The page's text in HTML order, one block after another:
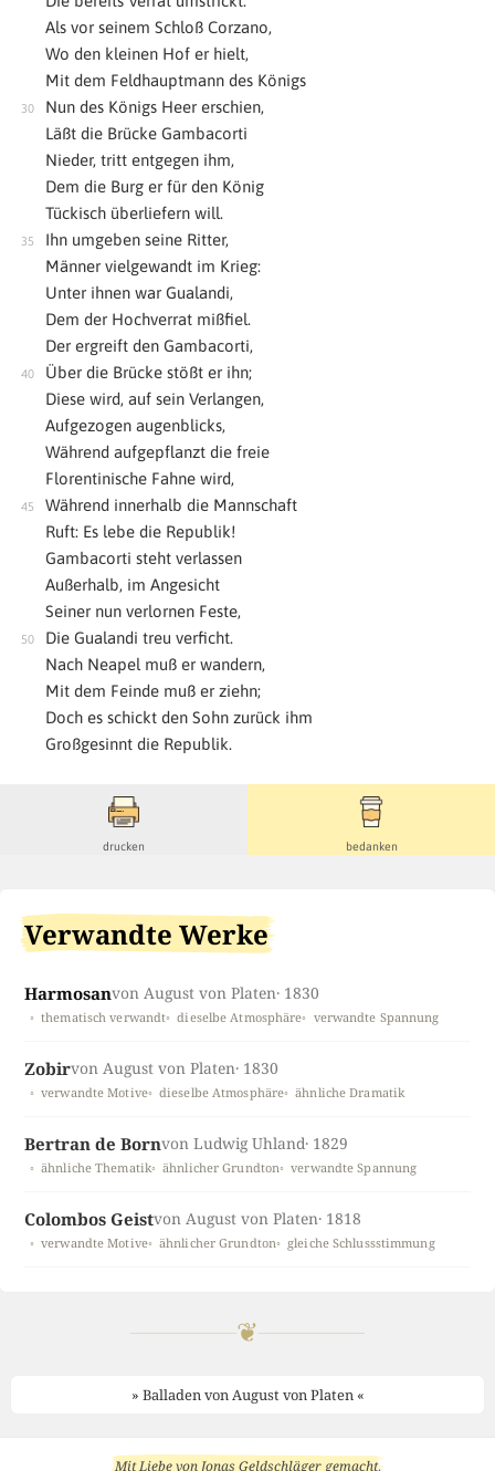
Als vor seinem Schloß Corzano,
Wo den kleinen Hof er hielt,
Mit dem Feldhauptmann des Königs
Nun des Königs Heer erschien,
Läßt die Brücke Gambacorti
Nieder, tritt entgegen ihm,
Dem die Burg er für den König
Tückisch überliefern will.
Ihn umgeben seine Ritter,
Männer vielgewandt im Krieg:
Unter ihnen war Gualandi,
Dem der Hochverrat mißfiel.
Der ergreift den Gambacorti,
Über die Brücke stößt er ihn;
Diese wird, auf sein Verlangen,
Aufgezogen augenblicks,
Während aufgepflanzt die freie
Florentinische Fahne wird,
Während innerhalb die Mannschaft
Ruft: Es lebe die Republik!
Gambacorti steht verlassen
Außerhalb, im Angesicht
Seiner nun verlornen Feste,
Die Gualandi treu verficht.
Nach Neapel muß er wandern,
Mit dem Feinde muß er ziehn;
Doch es schickt den Sohn zurück ihm
Großgesinnt die Republik.
drucken bedanken
Verwandte Werke
Harmosanvon August von Platen· 1830
thematisch verwandt dieselbe Atmosphäre verwandte Spannung
Zobirvon August von Platen· 1830
verwandte Motive dieselbe Atmosphäre ähnliche Dramatik
Bertran de Bornvon Ludwig Uhland· 1829
ähnliche Thematik ähnlicher Grundton verwandte Spannung
Colombos Geistvon August von Platen· 1818
verwandte Motive ähnlicher Grundton gleiche Schlussstimmung
❦
» Balladen von August von Platen «
Mit Liebe von Jonas Geldschlägergemacht.